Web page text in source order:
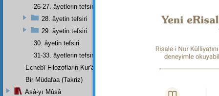
Dipnot-1
26-27. âyetlerin tefsiri
28. âyetin tefsiri
29. âyetin tefsiri
30. âyetin tefsiri
31-33. âyetlerin tefsiri
Ecnebî Filozoflarin Kur'ân'i Tasdiklerine Dair Şehadetleri
Bir Müdafaa (Takriz)
Asâ-yı Mûsâ